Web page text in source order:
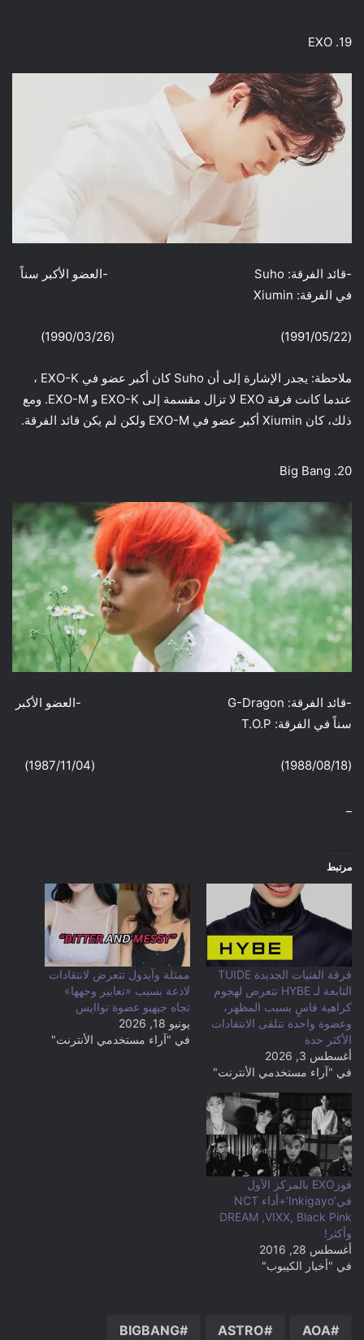
19. EXO
-قائد الفرقة: Suho -العضو الأكبر سناً
في الفرقة: Xiumin
(1991/05/22) (1990/03/26)
ملاحظة: يجدر الإشارة إلى أن Suho كان أكبر عضو في EXO-K ،
عندما كانت فرقة EXO لا تزال مقسمة إلى EXO-K و EXO-M. ومع
ذلك، كان Xiumin أكبر عضو في EXO-M ولكن لم يكن قائد الفرقة.
20. Big Bang
-قائد الفرقة: G-Dragon -العضو الأكبر
سناً في الفرقة: T.O.P
(1988/08/18) (1987/11/04)
مرتبط
فرقة الفتيات الجديدة TUIDE
التابعة لـ HYBE تتعرض لهجوم
كراهية قاسٍ بسبب المظهر،
وعضوة واحدة تتلقى الانتقادات
الأكثر حدة
أغسطس 3, 2026
في "آراء مستخدمي الأنترنت"
ممثلة وآيدول تتعرض لانتقادات
لاذعة بسبب «تعابير وجهها»
تجاه جيهيو عضوة تواايس
يونيو 18, 2026
في "آراء مستخدمي الأنترنت"
فوزEXO بالمركز الآول
في’Inkigayo’+أداء NCT
DREAM ,VIXX, Black Pink
وأكثر!
أغسطس 28, 2016
في "أخبار الكيبوب"
AOA
ASTRO
BIGBANG